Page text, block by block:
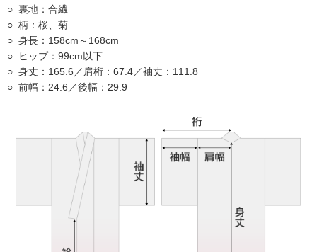
裏地：合繊
柄：桜、菊
身長：158cm～168cm
ヒップ：99cm以下
身丈：165.6／肩桁：67.4／袖丈：111.8
前幅：24.6／後幅：29.9